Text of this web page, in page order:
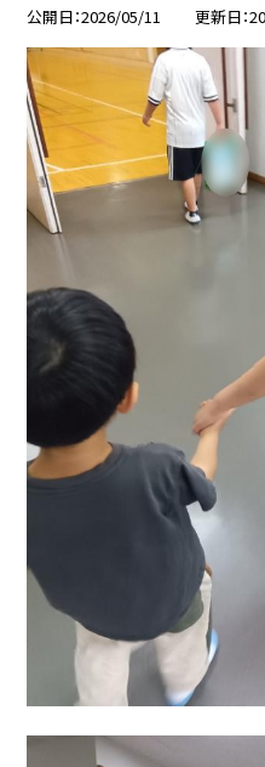
公開日 2026/05/11 更新日